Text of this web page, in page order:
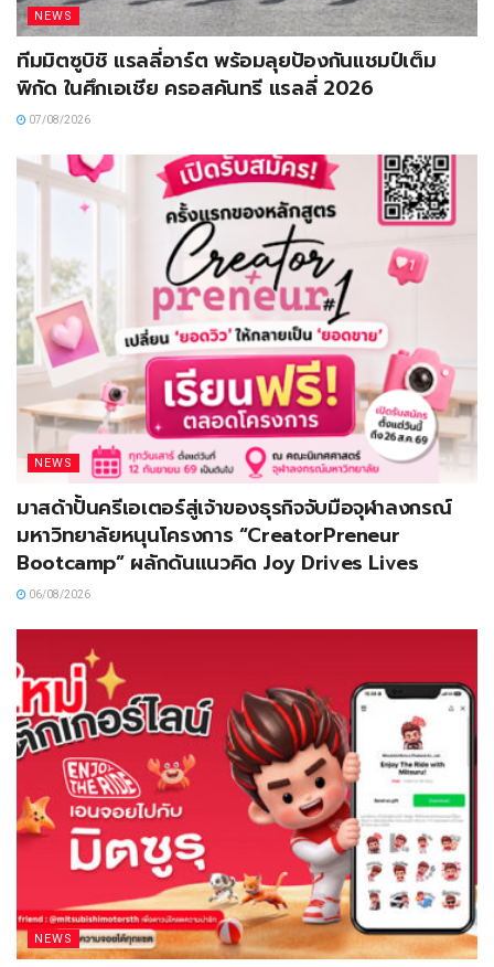
NEWS
ทีมมิตซูบิชิ แรลลี่อาร์ต พร้อมลุยป้องกันแชมป์เต็ม
พิกัด ในศึกเอเชีย ครอสคันทรี แรลลี่ 2026
07/08/2026
NEWS
มาสด้าปั้นครีเอเตอร์สู่เจ้าของธุรกิจจับมือจุฬาลงกรณ์
มหาวิทยาลัยหนุนโครงการ “CreatorPreneur
Bootcamp” ผลักดันแนวคิด Joy Drives Lives
06/08/2026
NEWS